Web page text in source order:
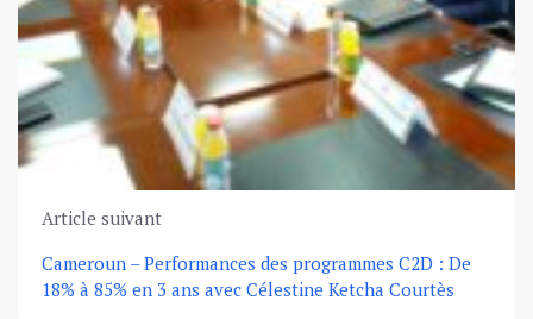
Article suivant
Cameroun – Performances des programmes C2D : De
18% à 85% en 3 ans avec Célestine Ketcha Courtès